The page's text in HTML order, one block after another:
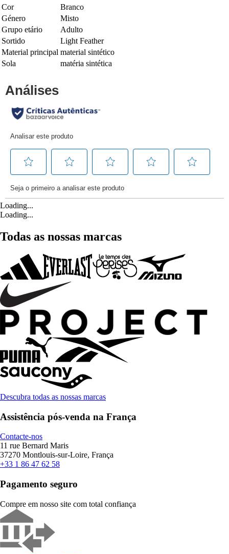
Cor
Branco
Género
Misto
Grupo etário
Adulto
Sortido
Light Feather
Material principal material sintético
Sola
matéria sintética
Loading...
Loading...
Todas as nossas marcas
Descubra todas as nossas marcas
Assistência pós-venda na França
Contacte-nos
11 rue Bernard Maris
37270 Montlouis-sur-Loire, França
+33 1 86 47 62 58
Pagamento seguro
Compre em nosso site com total confiança